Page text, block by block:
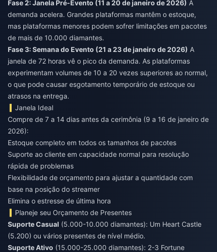
Fase 2: Janela Pré-Evento (11 a 20 de janeiro de 2026) A
demanda acelera. Grandes plataformas mantêm o estoque,
mas plataformas menores podem sofrer limitações em pacotes
de mais de 10.000 diamantes.
Fase 3: Semana do Evento (21 a 23 de janeiro de 2026) A
janela de 72 horas vê o pico da demanda. As plataformas
experimentam volumes de 10 a 20 vezes superiores ao normal,
o que pode causar esgotamento temporário de estoque ou
atrasos na entrega.
Janela Ideal
Compre de 7 a 14 dias antes da cerimônia (9 a 16 de janeiro de
2026):
Estoque completo em todos os tamanhos de pacotes
Suporte ao cliente em capacidade normal para resolução
rápida de problemas
Flexibilidade de orçamento para ajustar a quantidade com
base na posição do streamer
Elimina o estresse de última hora
Planeje seu Orçamento de Presentes
Suporte Casual (5.000-10.000 diamantes): Um Heart Castle
(5.200) ou vários presentes de nível médio.
Suporte Ativo (15.000-25.000 diamantes): 2-3 Fortune